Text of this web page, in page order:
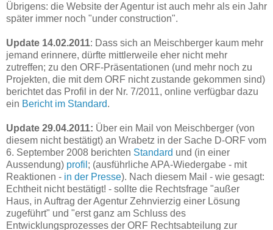
Übrigens: die Website der Agentur ist auch mehr als ein Jahr
später immer noch "under construction".
Update 14.02.2011: Dass sich an Meischberger kaum mehr
jemand erinnere, dürfte mittlerweile eher nicht mehr
zutreffen; zu den ORF-Präsentationen (und mehr noch zu
Projekten, die mit dem ORF nicht zustande gekommen sind)
berichtet das Profil in der Nr. 7/2011, online verfügbar dazu
ein Bericht im Standard.
Update 29.04.2011: Über ein Mail von Meischberger (von
diesem nicht bestätigt) an Wrabetz in der Sache D-ORF vom
6. September 2008 berichten Standard und (in einer
Aussendung) profil ; (ausführliche APA-Wiedergabe - mit
Reaktionen - in der Presse). Nach diesem Mail - wie gesagt:
Echtheit nicht bestätigt! - sollte die Rechtsfrage "außer
Haus, in Auftrag der Agentur Zehnvierzig einer Lösung
zugeführt" und "erst ganz am Schluss des
Entwicklungsprozesses der ORF Rechtsabteilung zur